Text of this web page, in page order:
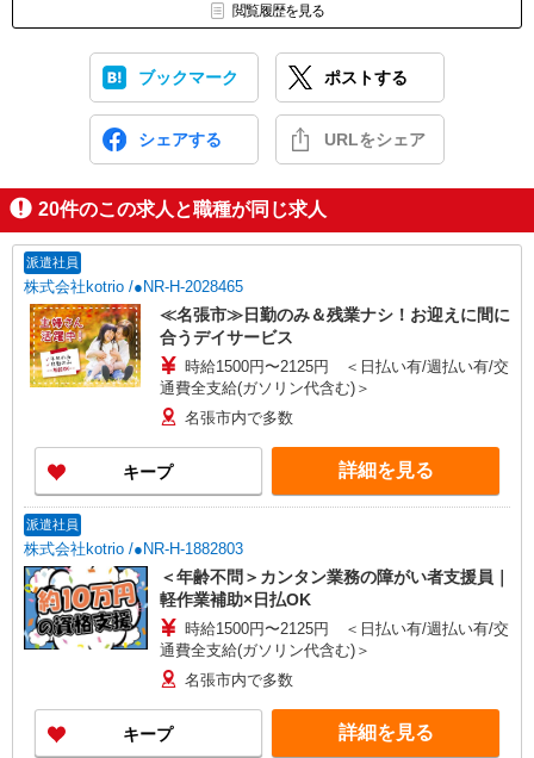
閲覧履歴を見る
ブックマーク ポストする
シェアする URLをシェア
20件のこの求人と職種が同じ求人
派遣社員
株式会社kotrio /●NR-H-2028465
≪名張市≫日勤のみ＆残業ナシ！お迎えに間に
合うデイサービス
時給1500円〜2125円 ＜日払い有/週払い有/交
通費全支給(ガソリン代含む)＞
名張市内で多数
キープ 詳細を見る
派遣社員
株式会社kotrio /●NR-H-1882803
＜年齢不問＞カンタン業務の障がい者支援員｜
軽作業補助×日払OK
時給1500円〜2125円 ＜日払い有/週払い有/交
通費全支給(ガソリン代含む)＞
名張市内で多数
キープ 詳細を見る